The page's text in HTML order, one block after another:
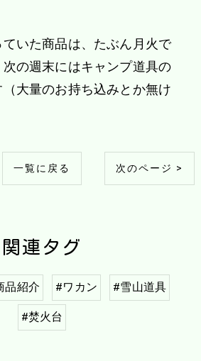
いた商品は、たぶん月火で
の週末にはキャンプ道具の
大量のお持ち込みとか無け
一覧に戻る 次のページ >
関連タグ
品紹介 #ワカン #雪山道具
#焚火台